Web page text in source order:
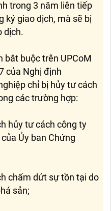
trong 3 năm liên tiếp
ký giao dịch, mà sẽ bị
dịch.
bắt buộc trên UPCoM
của Nghị định
chỉ bị hủy tư cách
các trường hợp:
hủy tư cách công ty
Ủy ban Chứng
chấm dứt sự tồn tại do
sản;